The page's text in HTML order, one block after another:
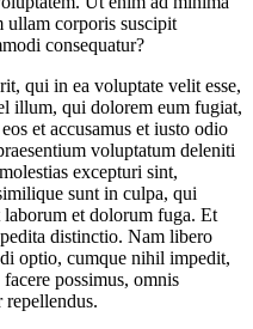
ullam corporis suscipit
consequatur?
qui in ea voluptate velit esse,
illum, qui dolorem eum fugiat,
et accusamus et iusto odio
voluptatum deleniti
excepturi sint,
sunt in culpa, qui
et dolorum fuga. Et
distinctio. Nam libero
optio, cumque nihil impedit,
possimus, omnis
repellendus.